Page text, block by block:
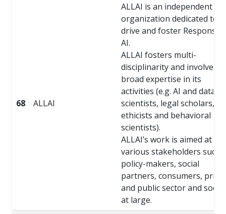
68 ALLAI
ALLAI is an independent
organization dedicated to
drive and foster
AI.
ALLAI fosters multi-
disciplinarity and involves
broad expertise in its
activities (e.g. AI and data-
scientists, legal scholars,
ethicists and behavioral
scientists).
ALLAI’s work is aimed at
various stakeholders such
policy-makers, social
partners, consumers,
and public sector and
at large.